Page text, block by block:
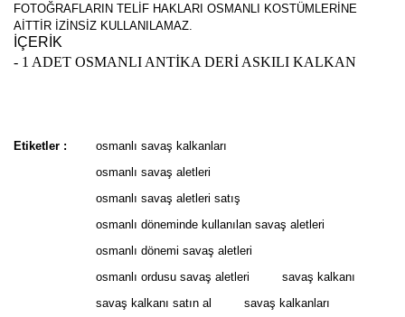
FOTOĞRAFLARIN TELİF HAKLARI OSMANLI KOSTÜMLERİNE
AİTTİR İZİNSİZ KULLANILAMAZ.
İÇERİK
- 1 ADET OSMANLI ANTİKA DERİ ASKILI KALKAN
Bu ürüne ilk yorumu siz yapın!
Yorum Yaz
tarafımıza iletebilirsiniz.
Ürün resmi kalitesiz, bozuk veya görüntülenemiyor.
Ürün bilgilerinde hatalar bulunuyor.
Ürün fiyatı diğer sitelerden daha pahalı.
Bu ürüne benzer farklı alternatifler olmalı.
Etiketler :
osmanlı savaş kalkanları
osmanlı savaş aletleri
osmanlı savaş aletleri satış
osmanlı döneminde kullanılan savaş aletleri
osmanlı dönemi savaş aletleri
osmanlı ordusu savaş aletleri
savaş kalkanı
savaş kalkanı satın al
savaş kalkanları